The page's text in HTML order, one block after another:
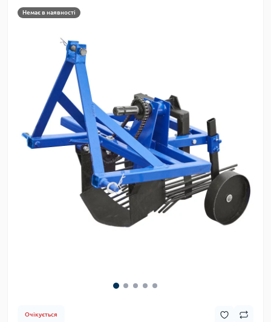
Немає в наявності
Очікується